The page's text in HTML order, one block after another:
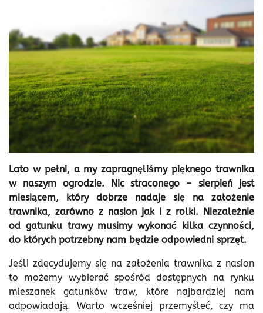
Lato w pełni, a my zapragnęliśmy pięknego trawnika
w naszym ogrodzie. Nic straconego – sierpień jest
miesiącem, który dobrze nadaje się na założenie
trawnika, zarówno z nasion jak i z rolki. Niezależnie
od gatunku trawy musimy wykonać kilka czynności,
do których potrzebny nam będzie odpowiedni sprzęt.
Jeśli zdecydujemy się na założenia trawnika z nasion
to możemy wybierać spośród dostępnych na rynku
mieszanek gatunków traw, które najbardziej nam
odpowiadają. Warto wcześniej przemyśleć, czy ma